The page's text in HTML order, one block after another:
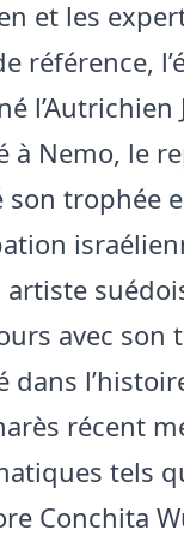
et les
référence,
l’Autrichien
à Nemo, le
son trophée
artiste
avec son
dans
récent
tels
Conchita